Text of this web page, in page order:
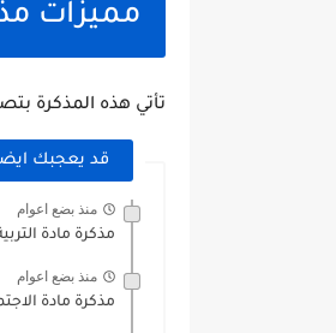
مميزات
تأتي هذه المذكرة
قد يعجبك
منذ بضع اعوام
مذكرة مادة
منذ بضع اعوام
مذكرة مادة